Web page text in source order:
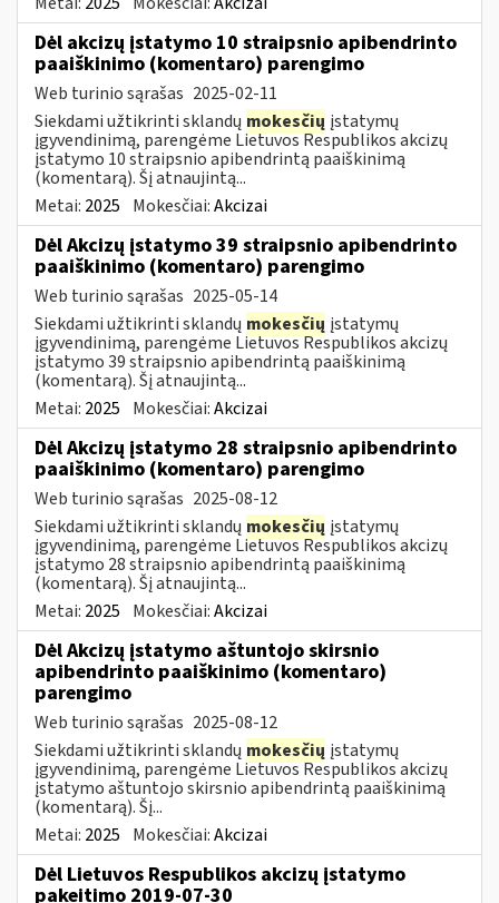
Dėl akcizų įstatymo 10 straipsnio apibendrinto
paaiškinimo (komentaro) parengimo
Web turinio sąrašas 2025-02-11
Siekdami užtikrinti sklandų mokesčių įstatymų
įgyvendinimą, parengėme Lietuvos Respublikos akcizų
įstatymo 10 straipsnio apibendrintą paaiškinimą
(komentarą). Šį atnaujintą...
Metai: 2025 Mokesčiai:Akcizai
Dėl Akcizų įstatymo 39 straipsnio apibendrinto
paaiškinimo (komentaro) parengimo
Web turinio sąrašas 2025-05-14
Siekdami užtikrinti sklandų mokesčių įstatymų
įgyvendinimą, parengėme Lietuvos Respublikos akcizų
įstatymo 39 straipsnio apibendrintą paaiškinimą
(komentarą). Šį atnaujintą...
Metai: 2025 Mokesčiai:Akcizai
Dėl Akcizų įstatymo 28 straipsnio apibendrinto
paaiškinimo (komentaro) parengimo
Web turinio sąrašas 2025-08-12
Siekdami užtikrinti sklandų mokesčių įstatymų
įgyvendinimą, parengėme Lietuvos Respublikos akcizų
įstatymo 28 straipsnio apibendrintą paaiškinimą
(komentarą). Šį atnaujintą...
Metai: 2025 Mokesčiai:Akcizai
Dėl Akcizų įstatymo aštuntojo skirsnio
apibendrinto paaiškinimo (komentaro)
parengimo
Web turinio sąrašas 2025-08-12
Siekdami užtikrinti sklandų mokesčių įstatymų
įgyvendinimą, parengėme Lietuvos Respublikos akcizų
įstatymo aštuntojo skirsnio apibendrintą paaiškinimą
(komentarą). Šį...
Metai: 2025 Mokesčiai:Akcizai
Dėl Lietuvos Respublikos akcizų įstatymo
pakeitimo 2019-07-30